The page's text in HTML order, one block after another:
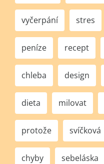
vyčerpání stres
peníze recept
chleba design
dieta milovat
protože svíčková
chyby sebeláska